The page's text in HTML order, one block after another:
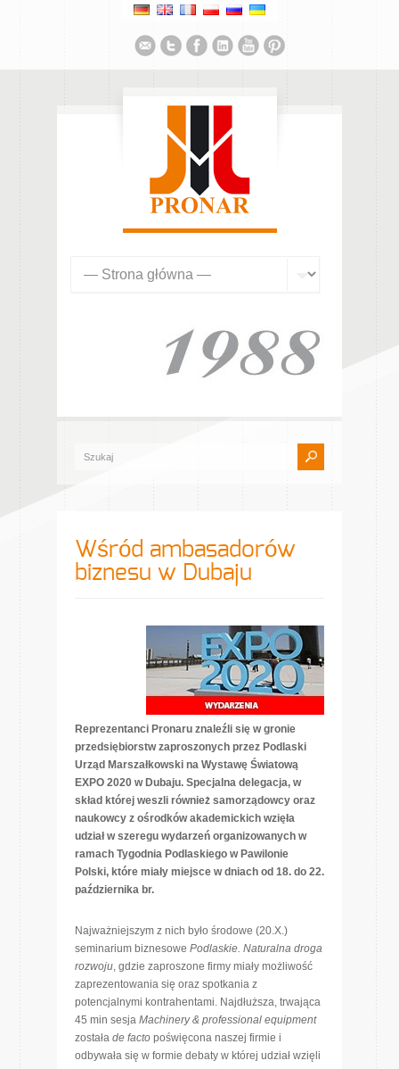
Wśród ambasadorów
biznesu w Dubaju
Reprezentanci Pronaru znaleźli się w gronie
przedsiębiorstw zaproszonych przez Podlaski
Urząd Marszałkowski na Wystawę Światową
EXPO 2020 w Dubaju. Specjalna delegacja, w
skład której weszli również samorządowcy oraz
naukowcy z ośrodków akademickich wzięła
udział w szeregu wydarzeń organizowanych w
ramach Tygodnia Podlaskiego w Pawilonie
Polski, które miały miejsce w dniach od 18. do 22.
października br.
Najważniejszym z nich było środowe (20.X.)
seminarium biznesowe Podlaskie. Naturalna droga
rozwoju, gdzie zaproszone firmy miały możliwość
zaprezentowania się oraz spotkania z
potencjalnymi kontrahentami. Najdłuższa, trwająca
45 min sesja Machinery & professional equipment
została de facto poświęcona naszej firmie i
odbywała się w formie debaty w której udział wzięli